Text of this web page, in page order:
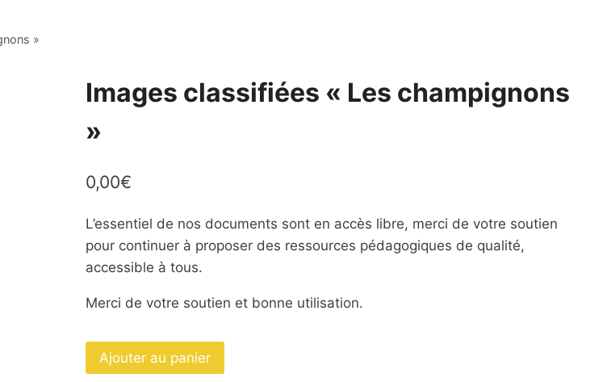
»
Images classifiées « Les champignons
»
0,00€
L’essentiel de nos documents sont en accès libre, merci de votre soutien
pour continuer à proposer des ressources pédagogiques de qualité,
accessible à tous.
Merci de votre soutien et bonne utilisation.
quantité
de
Ajouter au panier